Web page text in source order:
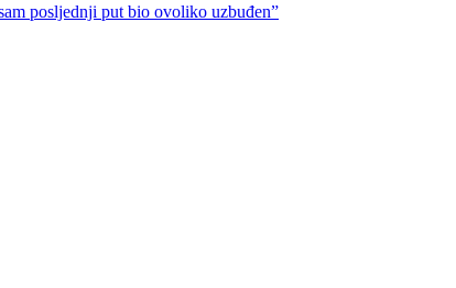
posljednji put bio ovoliko uzbuđen”